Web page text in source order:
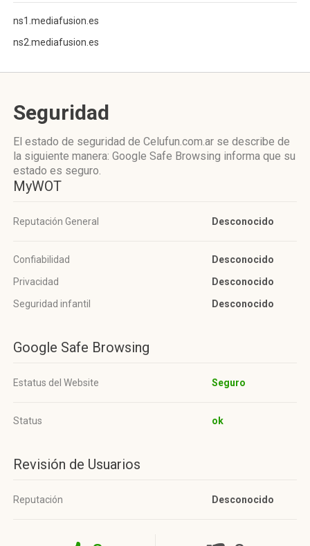
ns1.mediafusion.es
ns2.mediafusion.es
Seguridad
El estado de seguridad de Celufun.com.ar se describe de
la siguiente manera: Google Safe Browsing informa que su
estado es seguro.
MyWOT
Reputación General Desconocido
Confiabilidad
Desconocido
Privacidad
Desconocido
Seguridad infantil
Desconocido
Google Safe Browsing
Estatus del Website Seguro
Status ok
Revisión de Usuarios
Reputación Desconocido